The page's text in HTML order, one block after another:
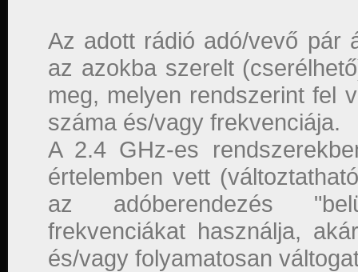
Az adott rádió adó/vevő pár
az azokba szerelt
meg, melyen rendszerint fel
száma és/vagy frekvenciája.
A 2.4 GHz-es
értelemben vett
az adóberendezés
frekvenciákat használja,
és/vagy folyamatosan